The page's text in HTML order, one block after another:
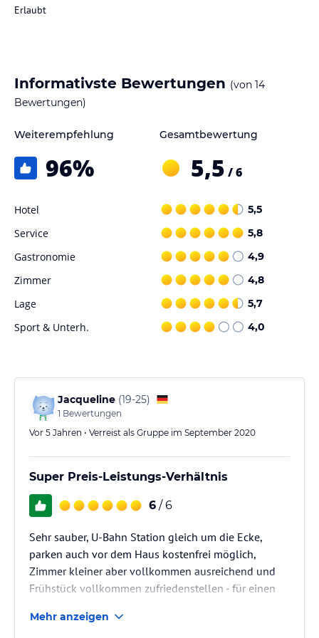
Erlaubt
Informativste Bewertungen (von 14
Bewertungen)
Weiterempfehlung
96%
Gesamtbewertung
5,5 / 6
Hotel 5,5
Service 5,8
Gastronomie 4,9
Zimmer 4,8
Lage 5,7
Sport & Unterh. 4,0
Jacqueline (19-25)
1 Bewertungen
Vor 5 Jahren • Verreist als Gruppe im September 2020
Super Preis-Leistungs-Verhältnis
6 / 6
Sehr sauber, U-Bahn Station gleich um die Ecke,
parken auch vor dem Haus kostenfrei möglich,
Zimmer kleiner aber vollkommen ausreichend und
Frühstück vollkommen zufriedenstellen - für einen
super Leistung zu günstigem Preis :)
Mehr anzeigen